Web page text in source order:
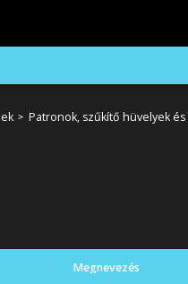
Patronok, szűkítő hüvelyek
Megnevezés